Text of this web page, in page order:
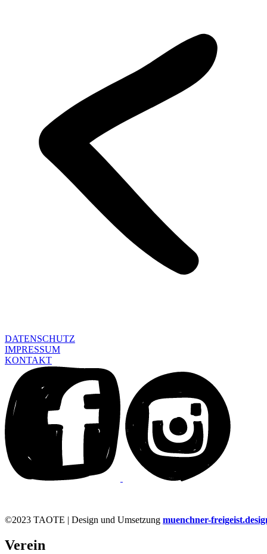
DATENSCHUTZ
IMPRESSUM
KONTAKT
©2023 TAOTE | Design und Umsetzung muenchner-
Verein